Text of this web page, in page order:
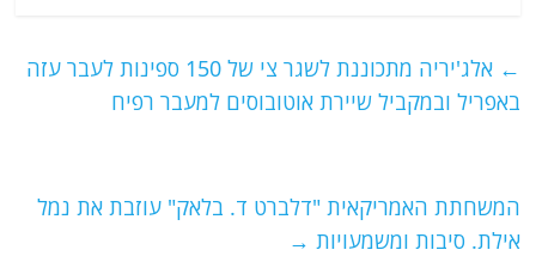
s
A
g
ra
l
er
e
b
k
←
אלג'יריה מתכוננת לשגר צי של 150 ספינות לעבר עזה
באפריל ובמקביל שיירת אוטובוסים למעבר רפיח
המשחתת האמריקאית "דלברט ד. בלאק" עוזבת את נמל
אילת. סיבות ומשמעויות →